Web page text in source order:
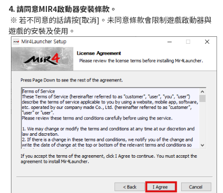
沙巴克爭霸
遊戲指引
基本指引
遊戲百科
酷碰券
序號兌換
客服中心
4. 請同意MIR4啟動器安裝條款。
※ 若不同意的話請按[取消]。未同意條款會限制遊戲啟動器與
遊戲的安裝及使用。